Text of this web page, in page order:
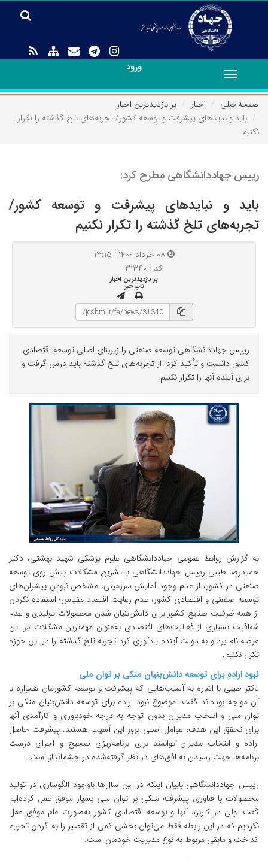
ورود
Toggle
navigation
صفحه‌اصلی
اخبار
پر بازدیدترین اخبار
باید و نبایدهای پیشرفت‌ و توسعه کشور/ تجربه‌های تلخ گذشته را تکرار
نکنیم
رییس جهاددانشگاهی مطرح کرد:
باید و نبایدهای پیشرفت‌ و توسعه کشور/
تجربه‌های تلخ گذشته را تکرار نکنیم
۰۸ خرداد ۱۴۰۰ | ۱۳:۱۵
کد : ۳۱۳۴۰
پر بازدیدترین اخبار
تاپ خبر
رییس جهاددانشگاهی توسعه صنعتی را زیربنای اصلی توسعه اقتصادی
کشور دانست و تأکید کرد: از تجربه‌های تلخ گذشته باید درس گرفت و
برای آینده آنها را تکرار نکنیم.
به گزارش روابط عمومی جهاددانشگاهی علوم پزشکی شهید بهشتی، دکتر
حمیدرضا طیبی رییس جهاددانشگاهی با تشریح مشکلات پیش روی توسعه
صنعتی در کشور، از عدم وجود آمایش سرزمینی، مشخص نبودن پیشران‌های
توسعه صنعتی و اقتصادی کشور، عدم رعایت اقتصاد مقیاس؛ استفاده نکردن
از همه ظرفیت صنایع کشور برای دانش‌بنیان شدن محصولات تولیدی و عدم
شفافیت بسیاری از فعالیت‌های اقتصادی به‌عنوان مهم‌ترین مشکلات در این
عرصه نام برد و به دولت آینده یادآوری کرد تجربه تلخ گذشته را در این حوزه
تکرار نکنیم.
نبود اراده برای توسعه دانش‌بنیان متکی بر توان ملی
دکتر طیبی با اشاره به آسیب‌هایی که پیشرفت و توسعه کشورمان همواره با
آن مواجه بوده‌اند گفت: موضوع نبود اراده برای توسعه دانش‌بنیان متکی بر
توان ملی و انتخاب مدیران بدون توجه به درجه خودباوری و کار‌آمدی آنها
برای تحقق این هدف، عوامل اصلی بروز این آسیب هستند. پیشرفت حاصل
اراده و انتخاب مدیران توانمند برای برنامه‌ریزی صحیح و اجرای درست
برنامه‌ها جهت رسیدن به افق‌های در نظر گرفته‌شده در چشم‌انداز است.
رییس جهاددانشگاهی بابیان اینکه در این سال‌ها باوجود الگو‌سازی در تولید
محصولات با فناوری پیشرفته متکی بر توان ملی بسیار موفق عمل کرده‌ایم
گفت: ولی در کاربرد آنها و توسعه اقتصادی کشور به‌صورت عام موفق عمل
نکردیم که در این رابطه فقط می‌توان بخشی کمی از تقصیر را به گردن تحریم
انداخت و مابقی مربوط به نوع مدیریت خودمان است.